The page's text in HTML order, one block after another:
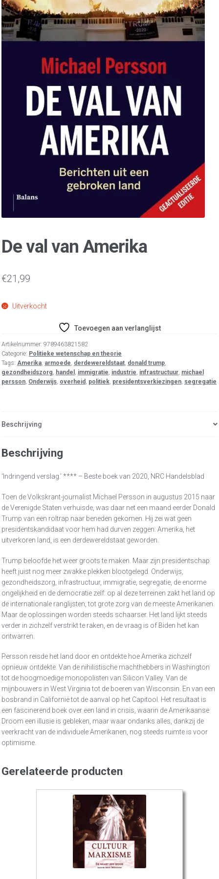
De val van Amerika
€21,99
Uitverkocht
Toevoegen aan verlanglijst
Artikelnummer: 9789463821582
Categorie: Politieke wetenschap en theorie
Tags: Amerika, armoede, derdewereldstaat, donald trump,
gezondheidszorg, handel , immigratie, industrie, infrastructuur, michael
persson, Onderwijs, overheid , politiek, presidentsverkiezingen, segregatie
Beschrijving
Beschrijving
‘Indringend verslag.’ **** – Beste boek van 2020, NRC Handelsblad
Toen de Volkskrant-journalist Michael Persson in augustus 2015 naar
de Verenigde Staten verhuisde, was daar net een maand eerder Donald
Trump van een roltrap naar beneden gekomen. Hij zei wat geen
presidentskandidaat voor hem had durven zeggen: Amerika, het
uitverkoren land, is een derdewereldstaat geworden.
Trump beloofde het weer groots te maken. Maar zijn presidentschap
heeft juist nog meer zwakke plekken blootgelegd. Onderwijs,
gezondheidszorg, infrastructuur, immigratie, segregatie, de enorme
ongelijkheid en de democratie zelf: op al deze terreinen zakt het land op
de internationale ranglijsten, tot grote zorg van de meeste Amerikanen.
Maar de oplossingen worden steeds schaarser. Het land lijkt steeds
verder in zichzelf verstrikt te raken, en de vraag is of Biden het kan
ontwarren.
Persson reisde het land door en ontdekte hoe Amerika zichzelf
opnieuw ontdekte. Van de nihilistische machthebbers in Washington
tot de hoogmoedige monopolisten van Silicon Valley. Van de
mijnbouwers in West Virginia tot de boeren van Wisconsin. En van een
bosbrand in Californië tot de aanval op het Capitool. Het resultaat is
een fascinerend boek over een land in crisis, waarin de Amerikaanse
Droom een illusie is gebleken, maar waar ondanks alles, dankzij de
veerkracht van de individuele Amerikanen, nog steeds ruimte is voor
optimisme.
Gerelateerde producten